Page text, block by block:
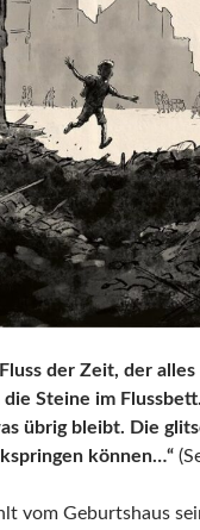
der Zeit, der
Steine im
übrig bleibt. Die
können…“
vom Geburtshaus